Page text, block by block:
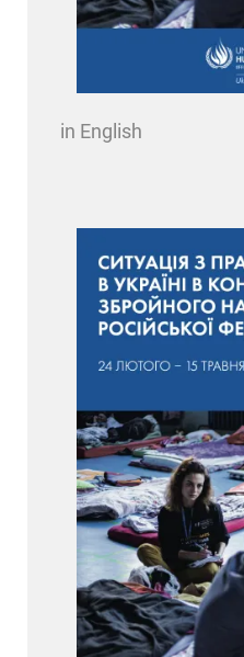
in English